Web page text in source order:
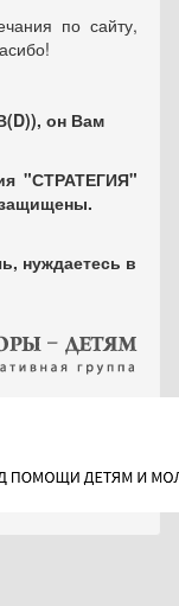
по сайту,
он Вам
"СТРАТЕГИЯ"
нуждаетесь в